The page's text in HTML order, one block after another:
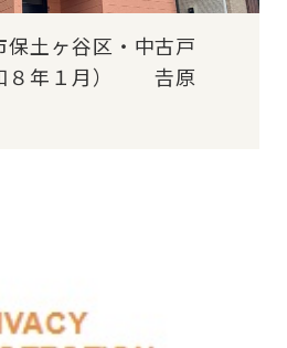
保土ヶ谷区・中古戸
８年１月） 𠮷原